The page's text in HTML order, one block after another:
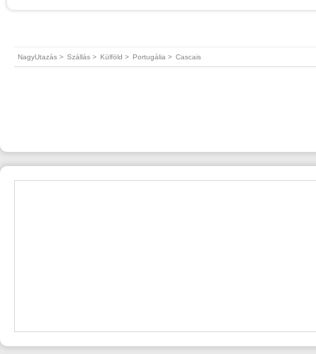
NagyUtazás > Szállás > Külföld > Portugália > Cascais